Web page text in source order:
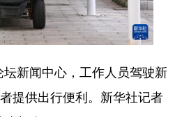
新闻中心，工作人员驾驶新
提供出行便利。新华社记者